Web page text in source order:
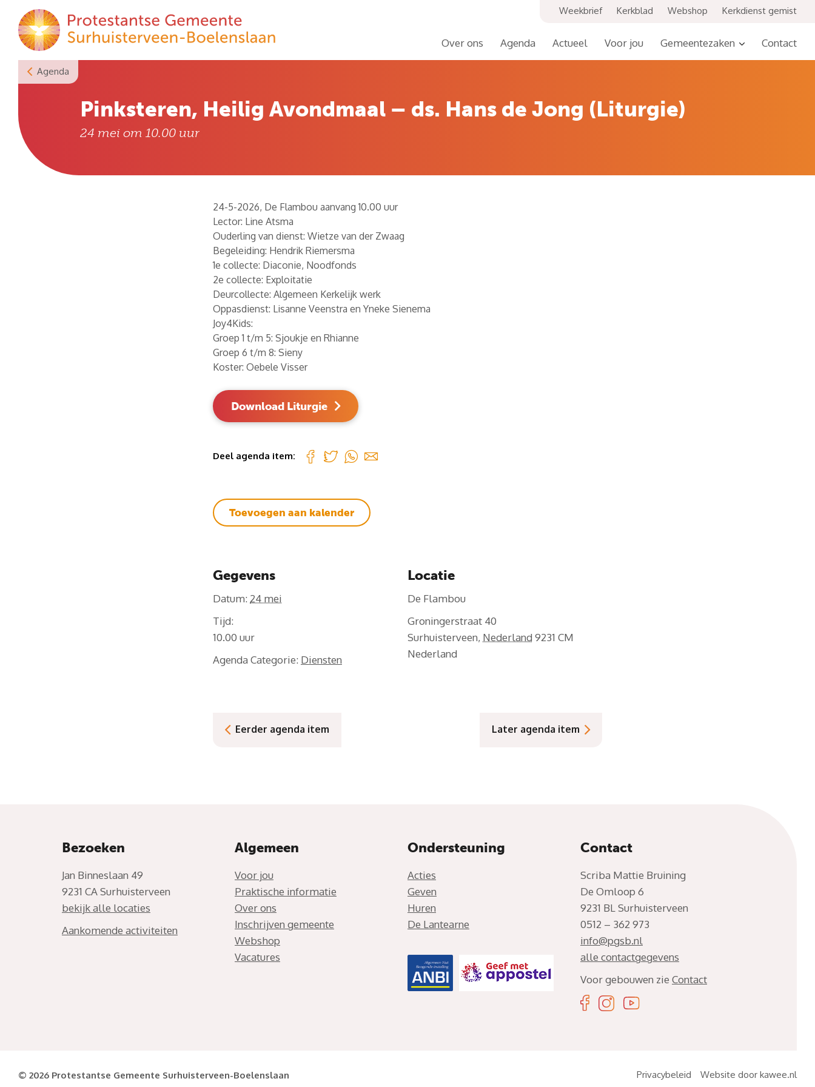
content
Over ons Agenda Actueel Voor jou Gemeentezaken Contact
Weekbrief Kerkblad Webshop Kerkdienst gemist
Agenda
Pinksteren, Heilig Avondmaal – ds. Hans de Jong (Liturgie)
24 mei om 10.00 uur
24-5-2026, De Flambou aanvang 10.00 uur
Lector: Line Atsma
Ouderling van dienst: Wietze van der Zwaag
Begeleiding: Hendrik Riemersma
1e collecte: Diaconie, Noodfonds
2e collecte: Exploitatie
Deurcollecte: Algemeen Kerkelijk werk
Oppasdienst: Lisanne Veenstra en Yneke Sienema
Joy4Kids:
Groep 1 t/m 5: Sjoukje en Rhianne
Groep 6 t/m 8: Sieny
Koster: Oebele Visser
Download Liturgie
Deel agenda item:
Toevoegen aan kalender
Gegevens
Datum: 24 mei
Tijd:
10.00
Agenda Categorie: Diensten
Locatie
De Flambou
Groningerstraat 40
Surhuisterveen, Nederland 9231 CM
Nederland
Eerder agenda item Later agenda item
Bezoeken
Jan Binneslaan 49
9231 CA Surhuisterveen
bekijk alle locaties
Aankomende activiteiten
Algemeen
Voor jou
Praktische informatie
Over ons
Inschrijven gemeente
Webshop
Vacatures
Ondersteuning
Acties
Geven
Huren
De Lantearne
Contact
Scriba Mattie Bruining
De Omloop 6
9231 BL Surhuisterveen
0512 – 362 973
info@pgsb.nl
alle contactgegevens
Voor gebouwen zie Contact
© 2026 Protestantse Gemeente Surhuisterveen-Boelenslaan Privacybeleid Website door kawee.nl